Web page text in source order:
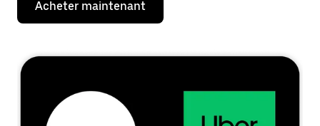
Acheter maintenant